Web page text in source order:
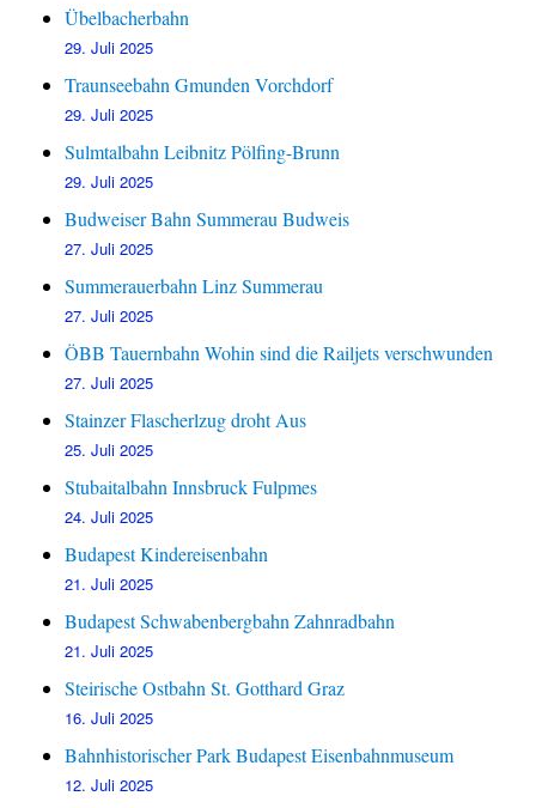
Übelbacherbahn
29. Juli 2025
Traunseebahn Gmunden Vorchdorf
29. Juli 2025
Sulmtalbahn Leibnitz Pölfing-Brunn
29. Juli 2025
Budweiser Bahn Summerau Budweis
27. Juli 2025
Summerauerbahn Linz Summerau
27. Juli 2025
ÖBB Tauernbahn Wohin sind die Railjets verschwunden
27. Juli 2025
Stainzer Flascherlzug droht Aus
25. Juli 2025
Stubaitalbahn Innsbruck Fulpmes
24. Juli 2025
Budapest Kindereisenbahn
21. Juli 2025
Budapest Schwabenbergbahn Zahnradbahn
21. Juli 2025
Steirische Ostbahn St. Gotthard Graz
16. Juli 2025
Bahnhistorischer Park Budapest Eisenbahnmuseum
12. Juli 2025